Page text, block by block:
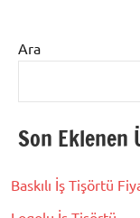
Ara
Son Eklenen
Baskılı İş Tişörtü